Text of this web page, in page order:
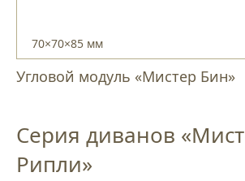
70×70×85 мм
Угловой модуль «Мистер Бин»
Серия диванов
Рипли»